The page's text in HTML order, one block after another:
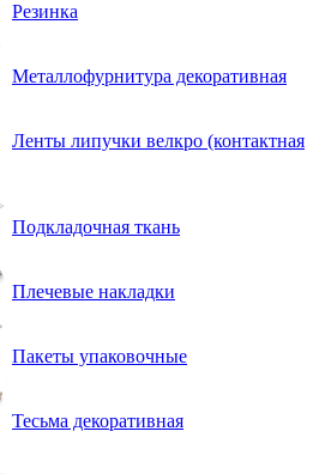
Резинка
Металлофурнитура декоративная
Ленты липучки велкро (контактная
Подкладочная ткань
Плечевые накладки
Пакеты упаковочные
Тесьма декоративная